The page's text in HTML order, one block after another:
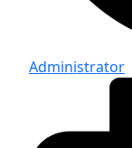
Administrator